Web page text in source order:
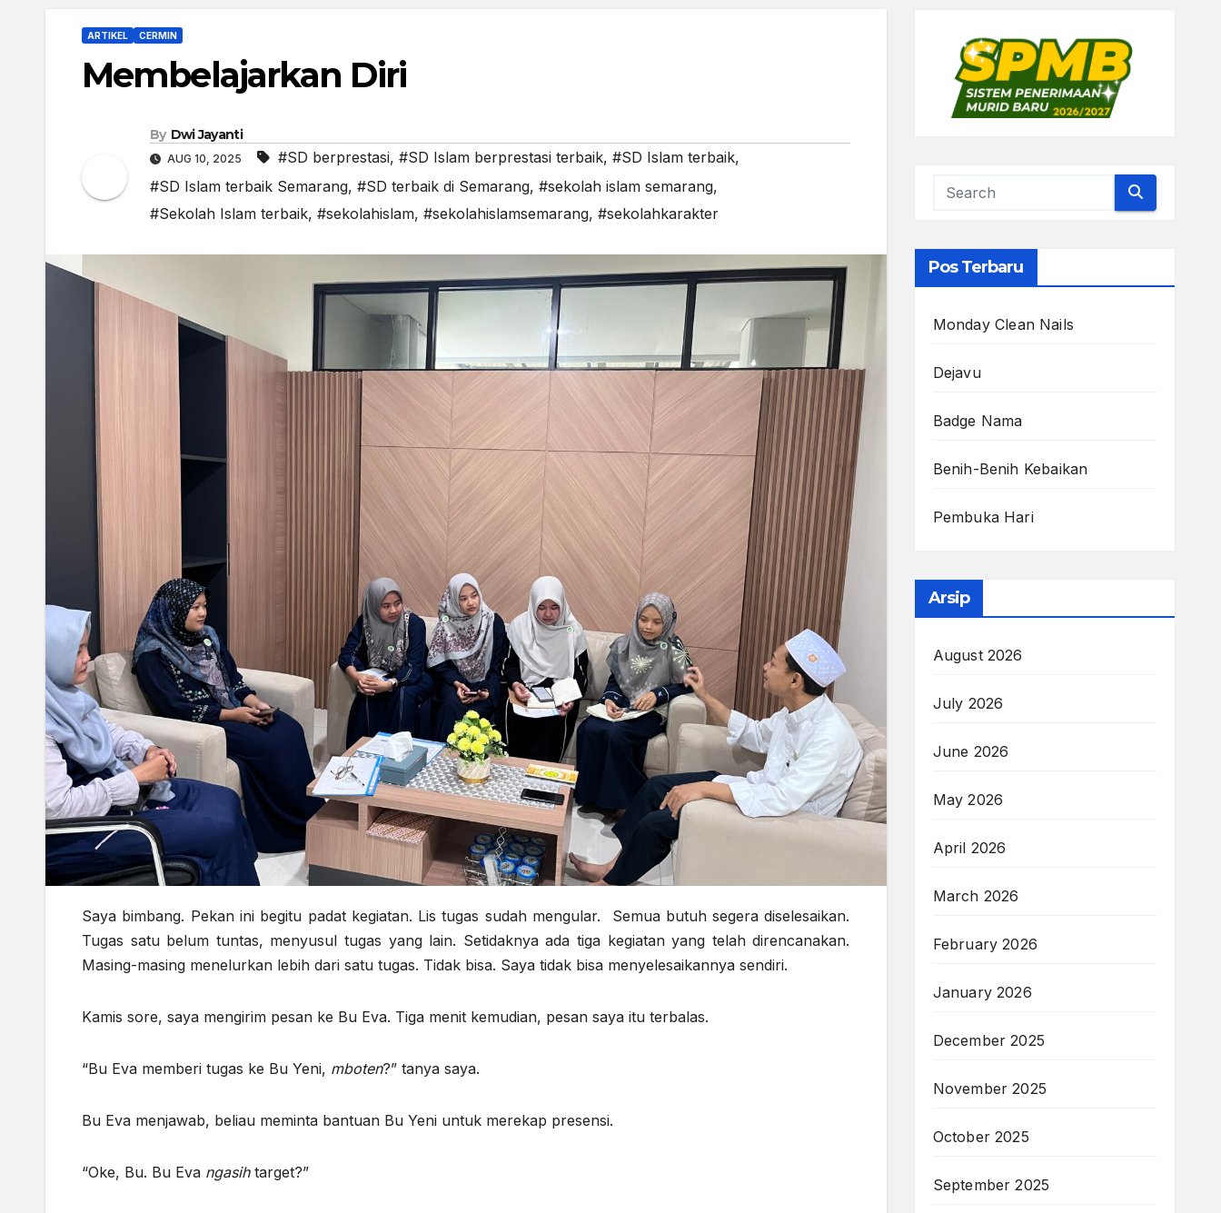
ARTIKEL CERMIN
Membelajarkan Diri
By Dwi Jayanti
AUG 10, 2025 #SD berprestasi, #SD Islam berprestasi terbaik, #SD Islam terbaik,
#SD Islam terbaik Semarang, #SD terbaik di Semarang, #sekolah islam semarang,
#Sekolah Islam terbaik, #sekolahislam, #sekolahislamsemarang, #sekolahkarakter
Saya bimbang. Pekan ini begitu padat kegiatan. Lis tugas sudah mengular. Semua butuh segera diselesaikan.
Tugas satu belum tuntas, menyusul tugas yang lain. Setidaknya ada tiga kegiatan yang telah direncanakan.
Masing-masing menelurkan lebih dari satu tugas. Tidak bisa. Saya tidak bisa menyelesaikannya sendiri.
Kamis sore, saya mengirim pesan ke Bu Eva. Tiga menit kemudian, pesan saya itu terbalas.
“Bu Eva memberi tugas ke Bu Yeni, mboten?” tanya saya.
Bu Eva menjawab, beliau meminta bantuan Bu Yeni untuk merekap presensi.
“Oke, Bu. Bu Eva ngasihtarget?”
Pos Terbaru
Monday Clean Nails
Dejavu
Badge Nama
Benih-Benih Kebaikan
Pembuka Hari
Arsip
August 2026
July 2026
June 2026
May 2026
April 2026
March 2026
February 2026
January 2026
December 2025
November 2025
October 2025
September 2025